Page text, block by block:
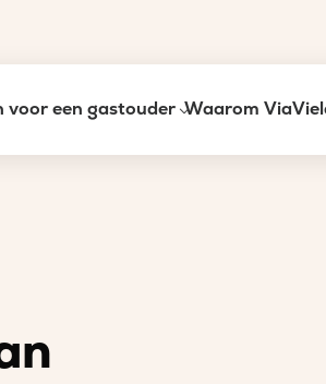
voor een gastouder Waarom